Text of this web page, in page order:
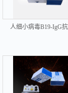
人细小病毒B19-IgG